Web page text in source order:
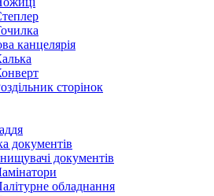
канцелярія
сторінок
документів
документів
обладнання